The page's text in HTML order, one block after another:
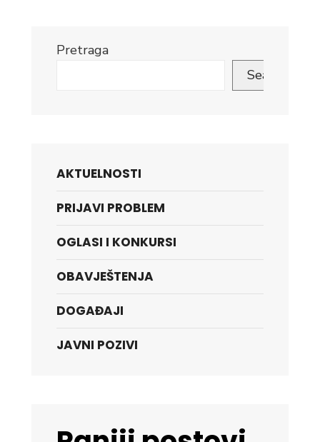
Pretraga
Search
AKTUELNOSTI
PRIJAVI PROBLEM
OGLASI I KONKURSI
OBAVJEŠTENJA
DOGAĐAJI
JAVNI POZIVI